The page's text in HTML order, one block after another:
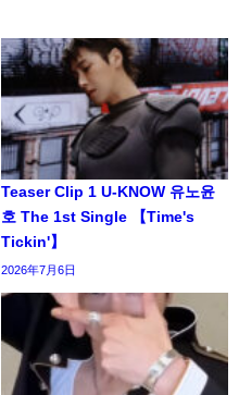
Teaser Clip 1 U-KNOW 유노윤
호 The 1st Single 【Time's
Tickin'】
2026年7月6日